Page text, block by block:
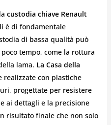
custodia chiave Renault
è di fondamentale
di bassa qualità può
tempo, come la rottura
lama. La Casa della
con plastiche
progettate per resistere
ai dettagli e la precisione
risultato finale che non solo